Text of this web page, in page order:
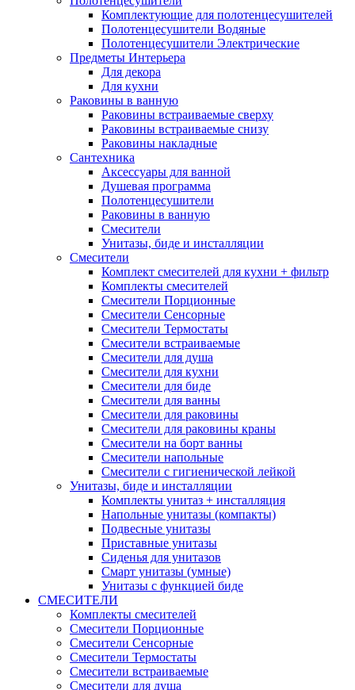
Комплектующие для полотенцесушителей
Полотенцесушители Водяные
Полотенцесушители Электрические
Предметы Интерьера
Для декора
Для кухни
Раковины в ванную
Раковины встраиваемые сверху
Раковины встраиваемые снизу
Раковины накладные
Сантехника
Аксессуары для ванной
Душевая программа
Полотенцесушители
Раковины в ванную
Смесители
Унитазы, биде и инсталляции
Смесители
Комплект смесителей для кухни + фильтр
Комплекты смесителей
Смесители Порционные
Смесители Сенсорные
Смесители Термостаты
Смесители встраиваемые
Смесители для душа
Смесители для кухни
Смесители для биде
Смесители для ванны
Смесители для раковины
Смесители для раковины краны
Смесители на борт ванны
Смесители напольные
Смесители с гигиенической лейкой
Унитазы, биде и инсталляции
Комплекты унитаз + инсталляция
Напольные унитазы (компакты)
Подвесные унитазы
Приставные унитазы
Сиденья для унитазов
Смарт унитазы (умные)
Унитазы с функцией биде
СМЕСИТЕЛИ
Комплекты смесителей
Смесители Порционные
Смесители Сенсорные
Смесители Термостаты
Смесители встраиваемые
Смесители для душа